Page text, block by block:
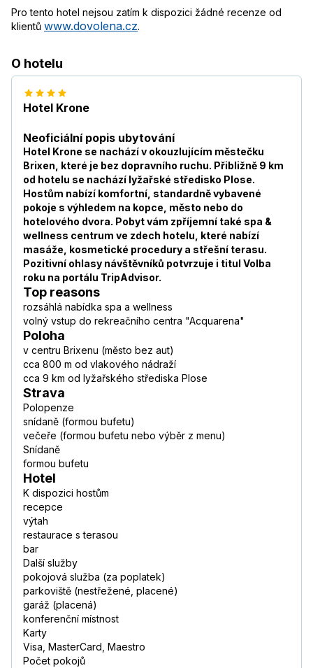
Pro tento hotel nejsou zatím k dispozici žádné recenze od
klientů www.dovolena.cz.
O hotelu
Hotel Krone
Neoficiální popis ubytování
Hotel Krone se nachází v okouzlujícím městečku
Brixen, které je bez dopravního ruchu. Přibližně 9 km
od hotelu se nachází lyžařské středisko Plose.
Hostům nabízí komfortní, standardně vybavené
pokoje s výhledem na kopce, město nebo do
hotelového dvora. Pobyt vám zpříjemní také spa &
wellness centrum ve zdech hotelu, které nabízí
masáže, kosmetické procedury a střešní terasu.
Pozitivní ohlasy návštěvníků potvrzuje i titul Volba
roku na portálu TripAdvisor.
Top reasons
rozsáhlá nabídka spa a wellness
volný vstup do rekreačního centra "Acquarena"
Poloha
v centru Brixenu (město bez aut)
cca 800 m od vlakového nádraží
cca 9 km od lyžařského střediska Plose
Strava
Polopenze
snídaně (formou bufetu)
večeře (formou bufetu nebo výběr z menu)
Snídaně
formou bufetu
Hotel
K dispozici hostům
recepce
výtah
restaurace s terasou
bar
Další služby
pokojová služba (za poplatek)
parkoviště (nestřežené, placené)
garáž (placená)
konferenční místnost
Karty
Visa, MasterCard, Maestro
Počet pokojů